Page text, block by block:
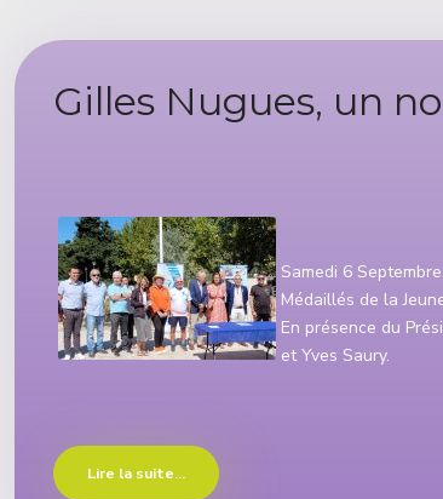
Gilles Nugues, un
Samedi 6
Médaillés de la
En présence du
et Yves Saury.
Lire la suite...